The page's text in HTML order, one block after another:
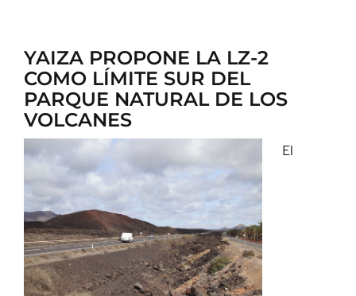
YAIZA PROPONE LA LZ-2
COMO LÍMITE SUR DEL
PARQUE NATURAL DE LOS
VOLCANES
El